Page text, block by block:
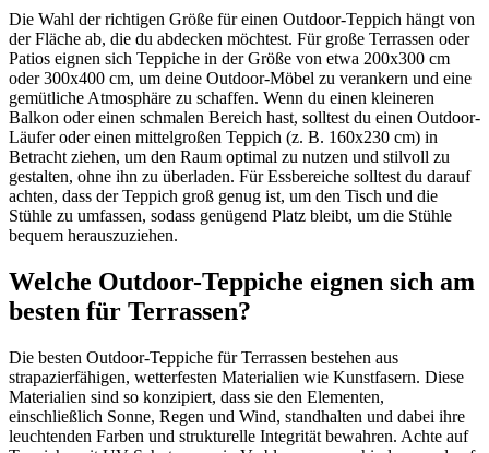
Die Wahl der richtigen Größe für einen Outdoor-Teppich hängt von
der Fläche ab, die du abdecken möchtest. Für große Terrassen oder
Patios eignen sich Teppiche in der Größe von etwa 200x300 cm
oder 300x400 cm, um deine Outdoor-Möbel zu verankern und eine
gemütliche Atmosphäre zu schaffen. Wenn du einen kleineren
Balkon oder einen schmalen Bereich hast, solltest du einen Outdoor-
Läufer oder einen mittelgroßen Teppich (z. B. 160x230 cm) in
Betracht ziehen, um den Raum optimal zu nutzen und stilvoll zu
gestalten, ohne ihn zu überladen. Für Essbereiche solltest du darauf
achten, dass der Teppich groß genug ist, um den Tisch und die
Stühle zu umfassen, sodass genügend Platz bleibt, um die Stühle
bequem herauszuziehen.
Welche Outdoor-Teppiche eignen sich am
besten für Terrassen?
Die besten Outdoor-Teppiche für Terrassen bestehen aus
strapazierfähigen, wetterfesten Materialien wie Kunstfasern. Diese
Materialien sind so konzipiert, dass sie den Elementen,
einschließlich Sonne, Regen und Wind, standhalten und dabei ihre
leuchtenden Farben und strukturelle Integrität bewahren. Achte auf